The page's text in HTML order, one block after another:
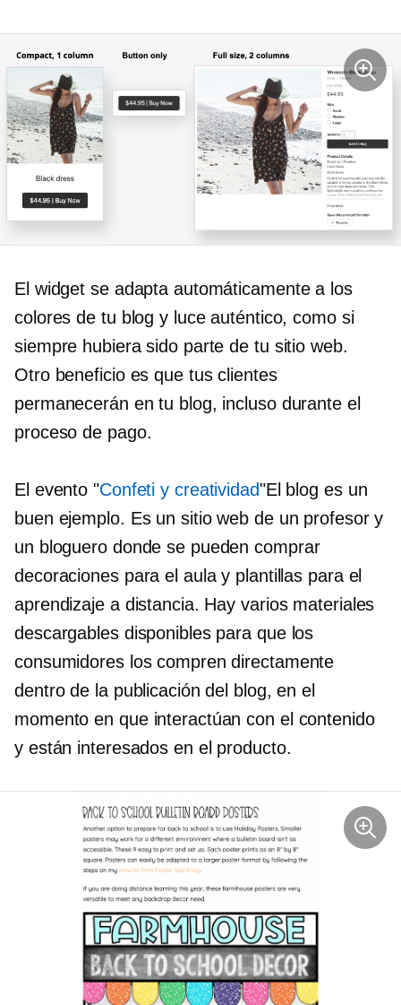
El widget se adapta automáticamente a los
colores de tu blog y luce auténtico, como si
siempre hubiera sido parte de tu sitio web.
Otro beneficio es que tus clientes
permanecerán en tu blog, incluso durante el
proceso de pago.
El evento "Confeti y creatividad"El blog es un
buen ejemplo. Es un sitio web de un profesor y
un bloguero donde se pueden comprar
decoraciones para el aula y plantillas para el
aprendizaje a distancia. Hay varios materiales
descargables disponibles para que los
consumidores los compren directamente
dentro de la publicación del blog, en el
momento en que interactúan con el contenido
y están interesados ​​en el producto.